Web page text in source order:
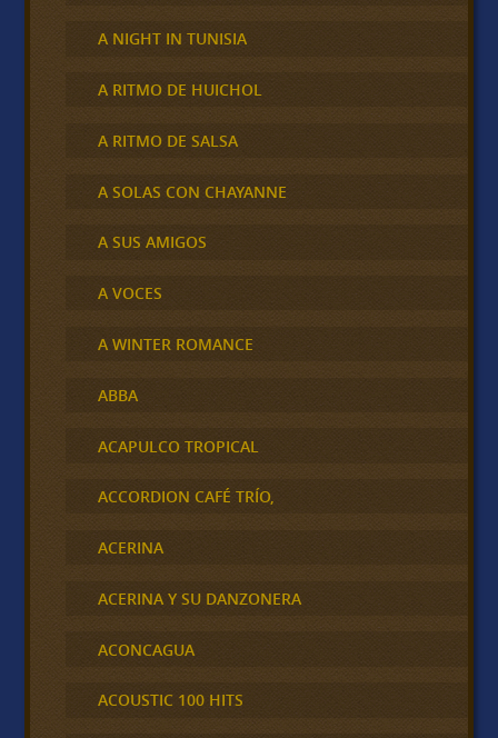
A NIGHT IN TUNISIA
A RITMO DE HUICHOL
A RITMO DE SALSA
A SOLAS CON CHAYANNE
A SUS AMIGOS
A VOCES
A WINTER ROMANCE
ABBA
ACAPULCO TROPICAL
ACCORDION CAFÉ TRÍO,
ACERINA
ACERINA Y SU DANZONERA
ACONCAGUA
ACOUSTIC 100 HITS